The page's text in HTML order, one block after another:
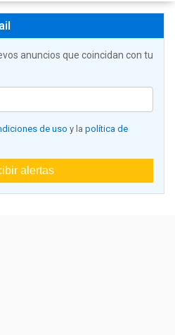
anuncios que coincidan con tu
de uso y la política de
alertas